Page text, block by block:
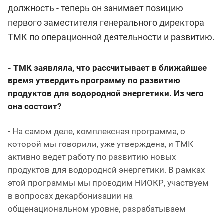
должность - теперь он занимает позицию
первого заместителя генерального директора
ТМК по операционной деятельности и развитию.
- ТМК заявляла, что рассчитывает в ближайшее
время утвердить программу по развитию
продуктов для водородной энергетики. Из чего
она состоит?
- На самом деле, комплексная программа, о
которой мы говорили, уже утверждена, и ТМК
активно ведет работу по развитию новых
продуктов для водородной энергетики. В рамках
этой программы мы проводим НИОКР, участвуем
в вопросах декарбонизации на
общенациональном уровне, разрабатываем